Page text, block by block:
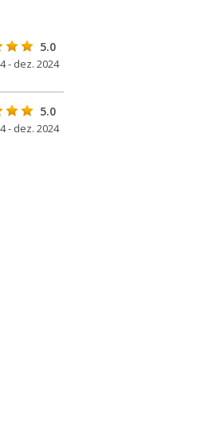
5.0
- dez. 2024
5.0
- dez. 2024